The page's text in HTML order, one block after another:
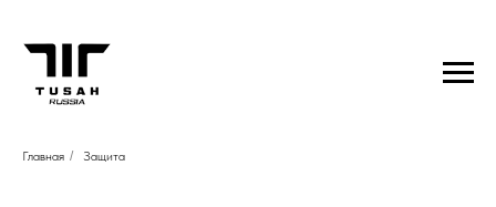
Главная / Защита